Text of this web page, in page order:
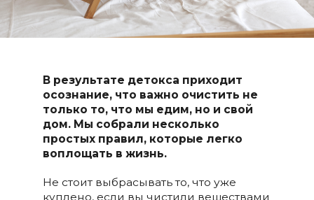
В результате детокса приходит
осознание, что важно очистить не
только то, что мы едим, но и свой
дом. Мы собрали несколько
простых правил, которые легко
воплощать в жизнь.
Не стоит выбрасывать то, что уже
куплено, если вы чистили веществами